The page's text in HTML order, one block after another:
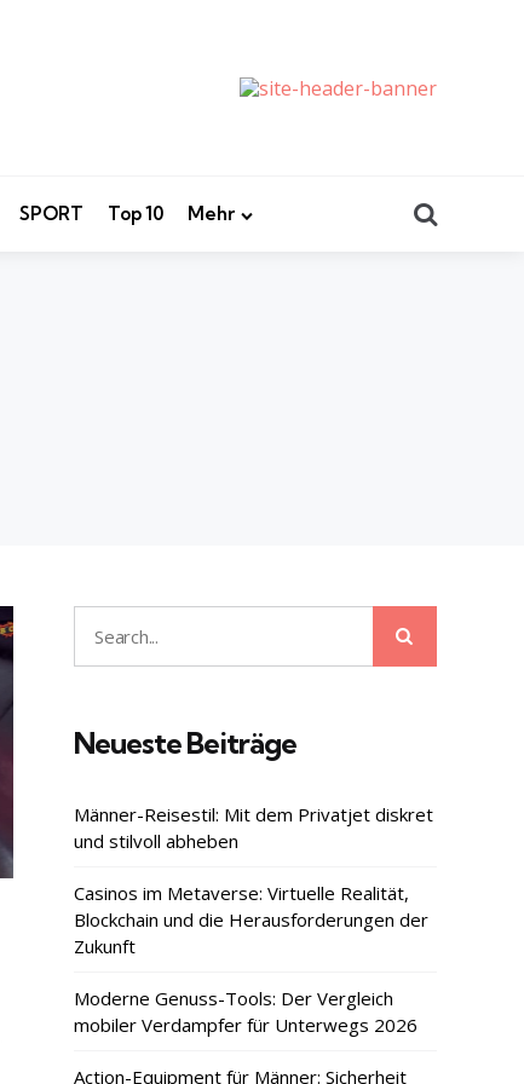
SPORT Top 10 Mehr
Search
for:
Neueste Beiträge
Männer-Reisestil: Mit dem Privatjet diskret
und stilvoll abheben
Casinos im Metaverse: Virtuelle Realität,
Blockchain und die Herausforderungen der
Zukunft
Moderne Genuss-Tools: Der Vergleich
mobiler Verdampfer für Unterwegs 2026
Action-Equipment für Männer: Sicherheit